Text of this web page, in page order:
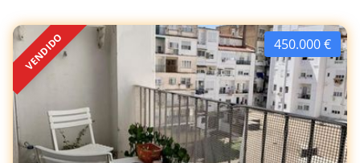
450.000 €
VENDIDO